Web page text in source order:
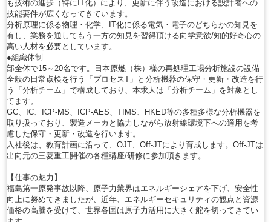
も技術の進歩（特にIT化）により、更新に伴う改造における設計者への
技能要件が広くなってきています。
分析原理に係る物理・化学、IT化に係る電気・電子のどちらかの知見を
有し、業務を通してもう一方の知見を習得頂ける向学意欲/知的好奇心の
高い人材を必要としています。
●組織体制
部全体で15～20名です。日本原燃（株）様の再処理工場分析施設の設備
全般の日常点検を行う「プロセスT」と分析機器の保守・更新・改造を行
う「分析チーム」で構成しており、本求人は「分析チーム」を対象とし
てます。
GC、IC、ICP-MS、ICP-AES、TIMS、HKED等の多種多様な分析機器を
取り扱っており、製造メーカと協力しながら放射線環境下への適用を考
慮した保守・更新・改造を行います。
入社後は、教育計画に沿って、OJT、Off-JTにより育成します。Off-JTは
出向元の三菱重工開催の各種講座/研修に参加頂きます。
【仕事の魅力】
福島第一原発事故以降、原子力業界はエネルギーシェアを下げ、安全性
向上に努めてきましたが、近年、エネルギーセキュリティの観点と資源
価格の高騰を受けて、世界各国は原子力活用に大きく舵を切ってきてい